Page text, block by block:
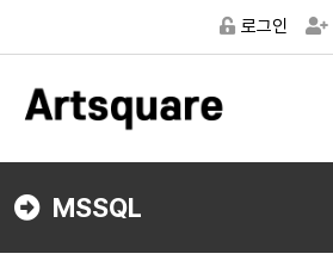
로그인
MSSQL